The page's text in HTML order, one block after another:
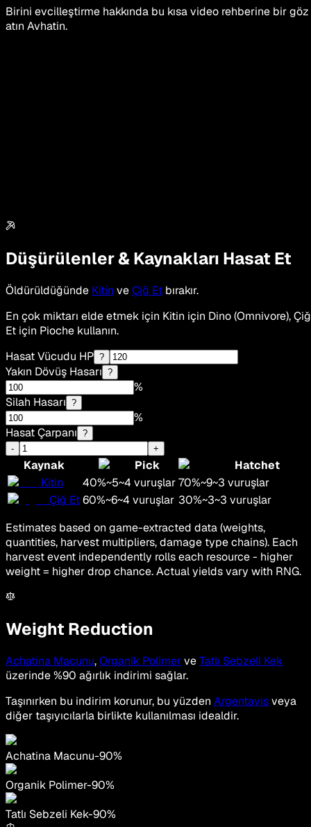
Birini evcilleştirme hakkında bu kısa video rehberine bir göz
atın Avhatin.
Düşürülenler & Kaynakları Hasat Et
Öldürüldüğünde Kitin veÇiğ Et bırakır.
En çok miktarı elde etmek için Kitin için Dino (Omnivore), Çiğ
Et için Pioche kullanın.
Hasat Vücudu HP ?
Yakın Dövüş Hasarı ?
%
Silah Hasarı ?
%
Hasat Çarpanı ?
-
+
Kaynak Pick
Hatchet
Kitin
40%~5~4 vuruşlar70%~9~3 vuruşlar
Çiğ Et60%~6~4 vuruşlar 30%~3~3 vuruşlar
Estimates based on game-extracted data (weights,
quantities, harvest multipliers, damage type chains). Each
harvest event independently rolls each resource - higher
weight = higher drop chance. Actual yields vary with RNG.
Weight Reduction
Achatina Macunu,Organik PolimerveTatlı Sebzeli Kek
üzerinde %90 ağırlık indirimi sağlar.
Taşınırken bu indirim korunur, bu yüzden Argentavisveya
diğer taşıyıcılarla birlikte kullanılması idealdir.
Achatina Macunu-90%
Organik Polimer-90%
Tatlı Sebzeli Kek-90%